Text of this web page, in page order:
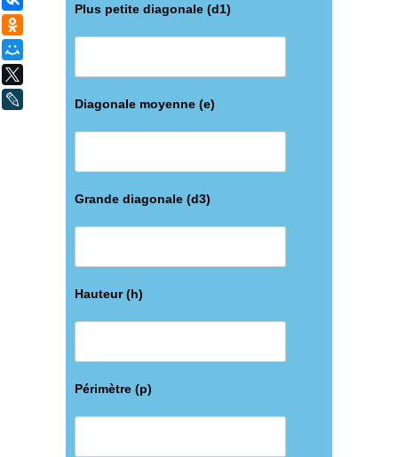
Plus petite diagonale (d1)
Diagonale moyenne (e)
Grande diagonale (d3)
Hauteur (h)
Périmètre (p)
LiveJournal